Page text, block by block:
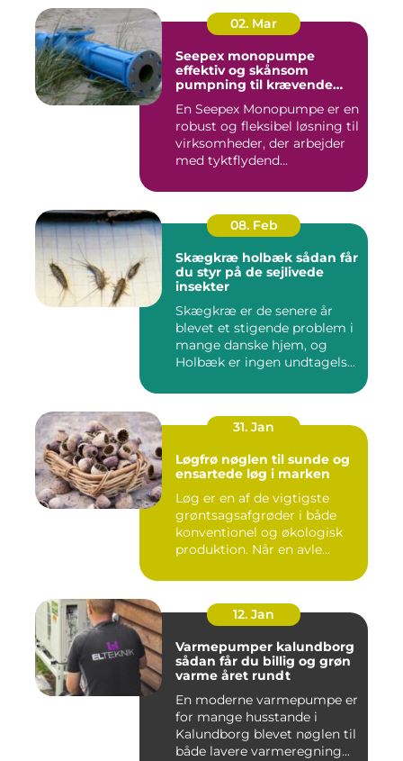
02. Mar
Seepex monopumpe
effektiv og skånsom
pumpning til krævende
En Seepex Monopumpe er en
robust og fleksibel løsning til
virksomheder, der arbejder
med tyktflydend...
08. Feb
Skægkræ holbæk sådan får
du styr på de sejlivede
insekter
Skægkræ er de senere år
blevet et stigende problem i
mange danske hjem, og
Holbæk er ingen undtagels...
31. Jan
Løgfrø nøglen til sunde og
ensartede løg i marken
Løg er en af de vigtigste
grøntsagsafgrøder i både
konventionel og økologisk
produktion. Når en avle...
12. Jan
Varmepumper kalundborg
sådan får du billig og grøn
varme året rundt
En moderne varmepumpe er
for mange husstande i
Kalundborg blevet nøglen til
både lavere varmeregning...